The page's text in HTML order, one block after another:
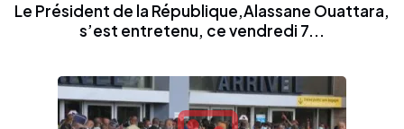
Le Président de la République,Alassane Ouattara,
s’est entretenu, ce vendredi 7...